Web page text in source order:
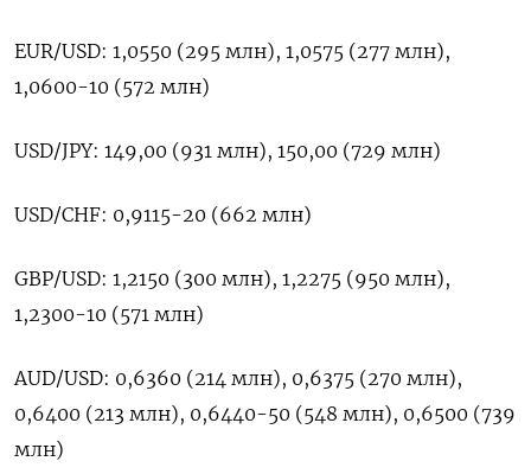
EUR/USD: 1,0550 (295 млн), 1,0575 (277 млн),
1,0600-10 (572 млн)
USD/JPY: 149,00 (931 млн), 150,00 (729 млн)
USD/CHF: 0,9115-20 (662 млн)
GBP/USD: 1,2150 (300 млн), 1,2275 (950 млн),
1,2300-10 (571 млн)
AUD/USD: 0,6360 (214 млн), 0,6375 (270 млн),
0,6400 (213 млн), 0,6440-50 (548 млн), 0,6500 (739
млн)